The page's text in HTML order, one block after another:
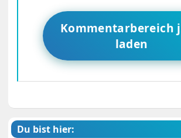
Kommentarbereich
laden
Du bist hier: